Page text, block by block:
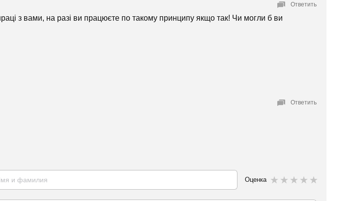
з вами, на разі ви працюєте по такому принципу якщо так! Чи могли б ви
Ответить
Ответить
Оценка